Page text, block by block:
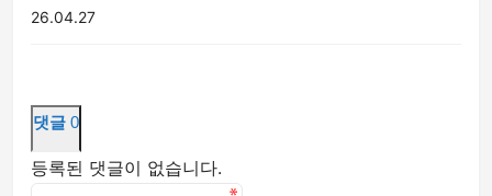
26.04.27
댓글 0
등록된 댓글이 없습니다.